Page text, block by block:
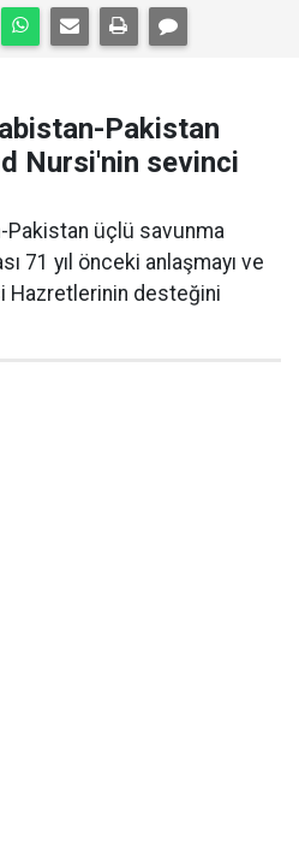
Pakistan
Nursi'nin sevinci
Pakistan üçlü savunma
71 yıl önceki anlaşmayı ve
Hazretlerinin desteğini